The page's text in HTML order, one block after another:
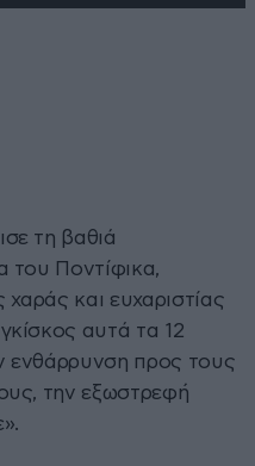
τη βαθιά
του Ποντίφικα,
και ευχαριστίας
αυτά τα 12
ενθάρρυνση προς τους
την εξωστρεφή